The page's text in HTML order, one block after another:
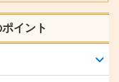
イント